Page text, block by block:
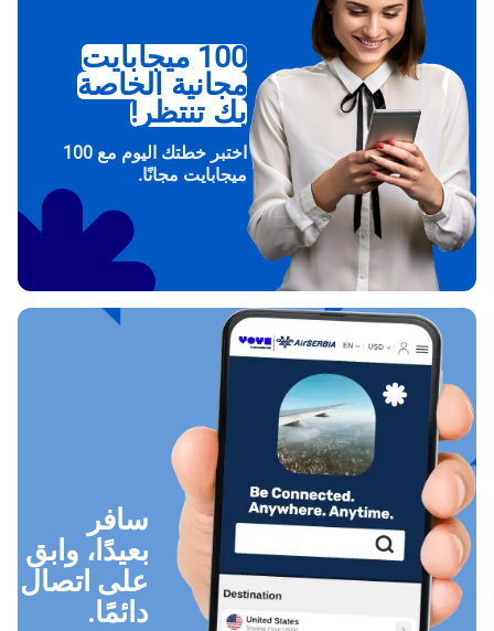
100 ميجابايت
مجانية الخاصة
بك تنتظر!
اختبر خطتك اليوم مع 100
ميجابايت مجانًا.
سافر
بعيدًا، وابق
على اتصال
دائمًا.